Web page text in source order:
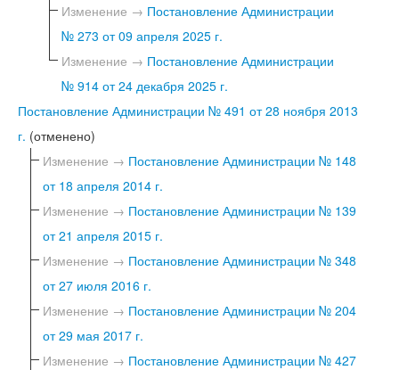
Изменение → Постановление Администрации
№ 273 от 09 апреля 2025 г.
Изменение → Постановление Администрации
№ 914 от 24 декабря 2025 г.
Постановление Администрации № 491 от 28 ноября 2013
г. (отменено)
Изменение → Постановление Администрации № 148
от 18 апреля 2014 г.
Изменение → Постановление Администрации № 139
от 21 апреля 2015 г.
Изменение → Постановление Администрации № 348
от 27 июля 2016 г.
Изменение → Постановление Администрации № 204
от 29 мая 2017 г.
Изменение → Постановление Администрации № 427